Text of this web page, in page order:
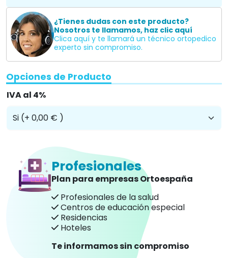
¿Tienes dudas con este producto?
Nosotros te llamamos, haz clic aquí
Clica aquí y te llamará un técnico ortopedico
experto sin compromiso.
Opciones de Producto
IVA al 4%
Profesionales
Plan para empresas Ortoespaña
Profesionales de la salud
Centros de educación especial
Residencias
Hoteles
Te informamos sin compromiso